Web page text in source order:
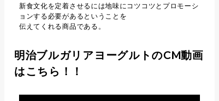
新食文化を定着させるには地味にコツコツとプロモーシ
ョンする必要があるということを
伝えてくれる商品である。
明治ブルガリアヨーグルトのCM動画
はこちら！！